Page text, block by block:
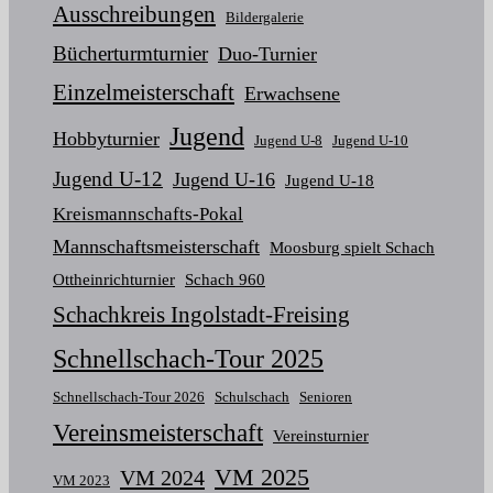
Ausschreibungen Bildergalerie
Bücherturmturnier Duo-Turnier
Einzelmeisterschaft Erwachsene
Hobbyturnier Jugend Jugend U-8 Jugend U-10
Jugend U-12 Jugend U-16 Jugend U-18
Kreismannschafts-Pokal
Mannschaftsmeisterschaft Moosburg spielt Schach
Ottheinrichturnier Schach 960
Schachkreis Ingolstadt-Freising
Schnellschach-Tour 2025
Schnellschach-Tour 2026 Schulschach Senioren
Vereinsmeisterschaft Vereinsturnier
VM 2023 VM 2024 VM 2025